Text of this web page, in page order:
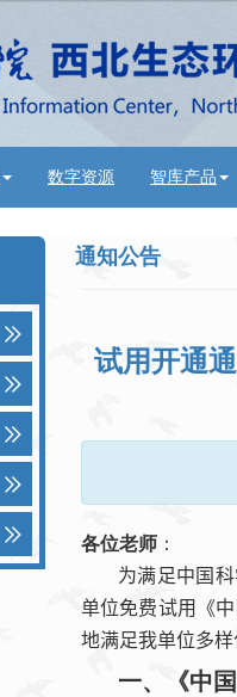
数字资源 智库产品
通知公告
试用开通
各位老师：
为满足中国
单位免费试用 《
地满足我单位多
一、《中